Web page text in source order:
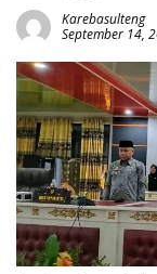
Karebasulteng
September 14,